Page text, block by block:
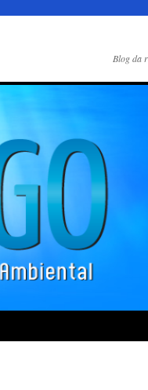
Blog da